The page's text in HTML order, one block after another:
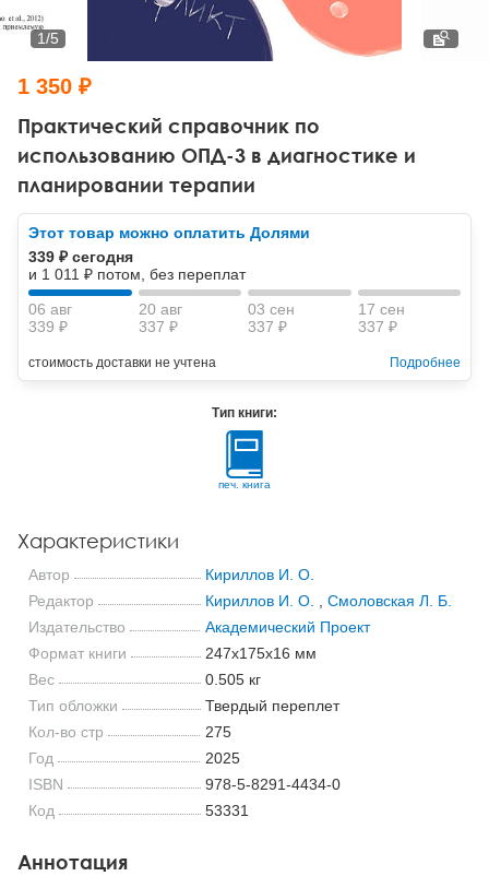
Тревожные расстройства, панические атаки
Психодрама
Другие направления психотерапии
Классический, эриксоновский гипноз и НЛП
НЛП
Психология труда и эргономика
Социальная психология
Социальная и организационная психология
Классический и юнгианский психоанализ
Практический справочник по
использованию ОПД-3 в диагностике и
планировании терапии
1/5
1 350 ₽
Этот товар можно оплатить Долями
339 ₽ сегодня
и 1 011 ₽ потом, без переплат
06 авг
339 ₽
20 авг
337 ₽
03 сен
337 ₽
17 сен
337 ₽
стоимость доставки не учтена Подробнее
Тип книги:
печ. книга
Характеристики
Автор
Кириллов И. О.
Редактор
Кириллов И. О.
Смоловская Л. Б.
Издательство
Академический Проект
Формат книги
247x175x16 мм
Вес
0.505 кг
Тип обложки
Твердый переплет
Кол-во стр
275
Год
2025
ISBN
978-5-8291-4434-0
Код
53331
Аннотация